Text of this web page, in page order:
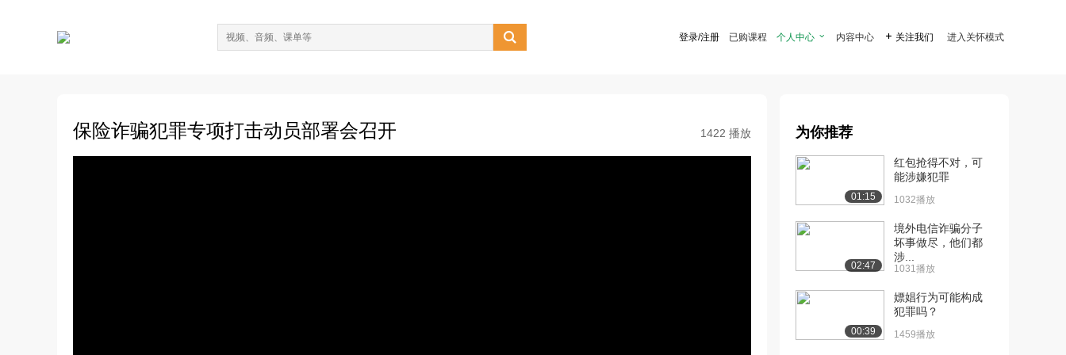
 登录/注册 已购课程 个人中心  内容中心  关注我们 进入关怀模式
保险诈骗犯罪专项打击动员部署会召开 1422 播放 为你推荐
01:15
红包抢得不对，可
能涉嫌犯罪
1032播放
02:47
境外电信诈骗分子
坏事做尽，他们都
涉...
1031播放
00:39
嫖娼行为可能构成
犯罪吗？
1459播放